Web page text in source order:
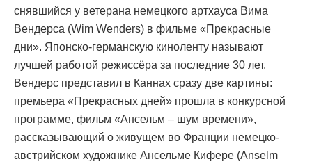
снявшийся у ветерана немецкого артхауса Вима
Вендерса (Wim Wenders) в фильме «Прекрасные
дни». Японско-германскую киноленту называют
лучшей работой режиссёра за последние 30 лет.
Вендерс представил в Каннах сразу две картины:
премьера «Прекрасных дней» прошла в конкурсной
программе, фильм «Ансельм – шум времени»,
рассказывающий о живущем во Франции немецко-
австрийском художнике Ансельме Кифере (Anselm